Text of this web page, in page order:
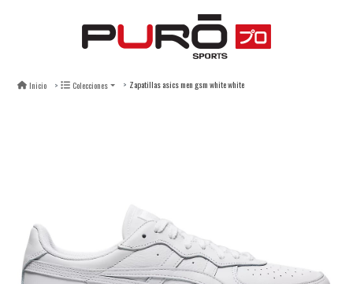
Inicio Colecciones Zapatillas asics men gsm white white